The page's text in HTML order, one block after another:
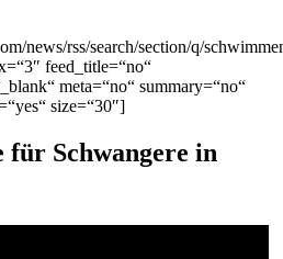
news/rss/search/section/q/
feed_title=“no“
meta=“no“ summary=“no“
size=“30″]
für Schwangere in